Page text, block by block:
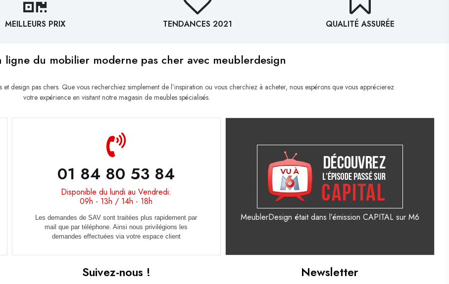
MEILLEURS PRIX TENDANCES 2021 QUALITÉ ASSURÉE
ligne du mobilier moderne pas cher avec meublerdesign
design pas chers. Que vous recherchiez simplement de l’inspiration ou vous cherchiez à acheter, nous espérons que vous apprécierez
votre expérience en visitant notre magasin de meubles spécialisés.
01 84 80 53 84
Disponible du lundi au Vendredi:
09h - 13h / 14h - 18h
Les demandes de SAV sont traitées plus rapidement par
mail que par téléphone. Ainsi nous privilégions les
demandes effectuées via votre espace client
MeublerDesign était dans l’émission CAPITAL sur M6
Suivez-nous ! Newsletter